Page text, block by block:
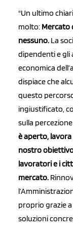
"Un ultimo
molto: Mercato
nessuno. La
dipendenti e gli
economica
dispiace che
questo
ingiustificato,
sulla
è aperto,
nostro
lavoratori e i
mercato.
proprio grazie
soluzioni